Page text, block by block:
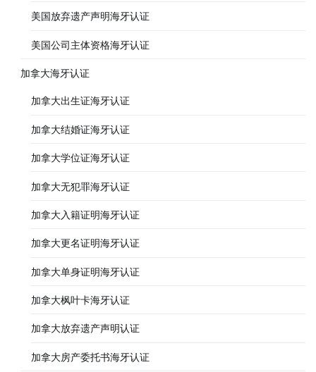
美国放弃遗产声明海牙认证
美国公司主体资格海牙认证
加拿大海牙认证
加拿大出生证海牙认证
加拿大结婚证海牙认证
加拿大学位证海牙认证
加拿大无犯罪海牙认证
加拿大入籍证明海牙认证
加拿大更名证明海牙认证
加拿大单身证明海牙认证
加拿大枫叶卡海牙认证
加拿大放弃遗产声明认证
加拿大房产委托书海牙认证